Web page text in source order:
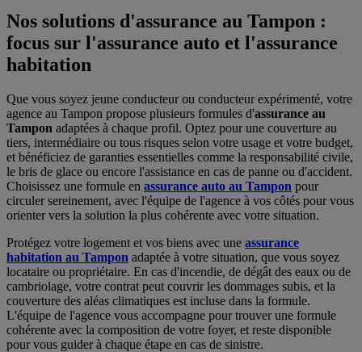
Nos solutions d'assurance au Tampon :
focus sur l'assurance auto et l'assurance
habitation
Que vous soyez jeune conducteur ou conducteur expérimenté, votre
agence au Tampon propose plusieurs formules d'assurance au
Tampon adaptées à chaque profil. Optez pour une couverture au
tiers, intermédiaire ou tous risques selon votre usage et votre budget,
et bénéficiez de garanties essentielles comme la responsabilité civile,
le bris de glace ou encore l'assistance en cas de panne ou d'accident.
Choisissez une formule en assurance auto au Tampon pour
circuler sereinement, avec l'équipe de l'agence à vos côtés pour vous
orienter vers la solution la plus cohérente avec votre situation.
Protégez votre logement et vos biens avec une assurance
habitation au Tampon adaptée à votre situation, que vous soyez
locataire ou propriétaire. En cas d'incendie, de dégât des eaux ou de
cambriolage, votre contrat peut couvrir les dommages subis, et la
couverture des aléas climatiques est incluse dans la formule.
L'équipe de l'agence vous accompagne pour trouver une formule
cohérente avec la composition de votre foyer, et reste disponible
pour vous guider à chaque étape en cas de sinistre.